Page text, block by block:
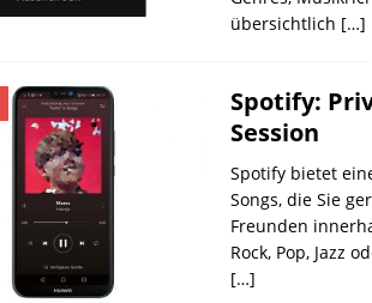
übersichtlich […]
Spotify:
Session
Spotify bietet
Songs, die Sie
Freunden
Rock, Pop, Jazz
[…]